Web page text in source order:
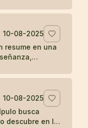
paso es lo que
10-08-2025
resume en una
10-08-2025
busca
descubre en la